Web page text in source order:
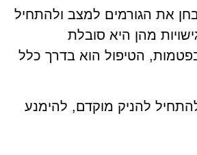
את הגורמים למצב ולהתחיל
מהן היא סובלת
הטיפול הוא בדרך כלל
להניק מוקדם, להימנע